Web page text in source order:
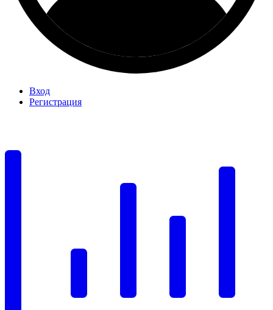
Вход
Регистрация